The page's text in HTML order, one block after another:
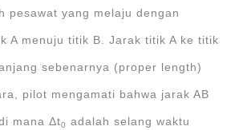
pesawat yang melaju dengan
A menuju titik B. Jarak titik A ke titik
sebenarnya (proper length)
pilot mengamati bahwa jarak AB
mana Δt0 adalah selang waktu